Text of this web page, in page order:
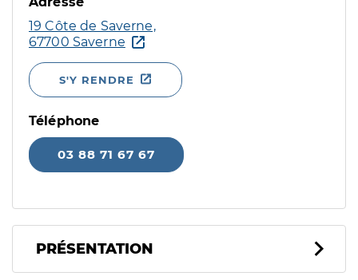
19 Côte de Saverne,
67700 Saverne
S'Y RENDRE
Téléphone
03 88 71 67 67
PRÉSENTATION